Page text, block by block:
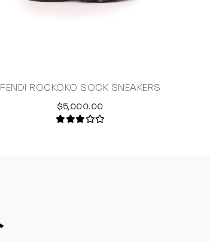
FENDI ROCKOKO SOCK SNEAKERS
$5,000.00